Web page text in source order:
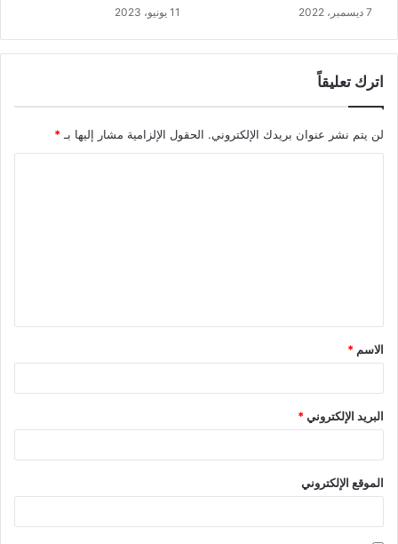
7 ديسمبر، 2022 11 يونيو، 2023
اترك تعليقاً
لن يتم نشر عنوان بريدك الإلكتروني. الحقول الإلزامية مشار إليها بـ*
ق
*
الاسم *
البريد الإلكتروني*
الموقع الإلكتروني